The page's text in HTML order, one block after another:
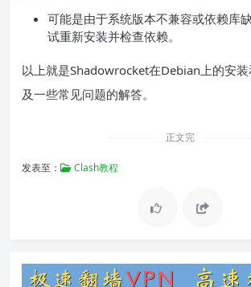
可能是由于系统版本不兼容或依赖库
试重新安装并检查依赖。
以上就是Shadowrocket在Debian上的安
及一些常见问题的解答。
正文完
发表至： Clash教程